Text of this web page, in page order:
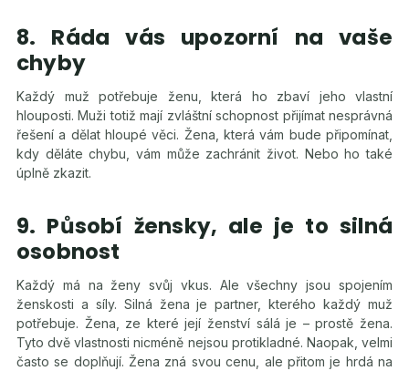
8. Ráda vás upozorní na vaše
chyby
Každý muž potřebuje ženu, která ho zbaví jeho vlastní
hlouposti. Muži totiž mají zvláštní schopnost přijímat nesprávná
řešení a dělat hloupé věci. Žena, která vám bude připomínat,
kdy děláte chybu, vám může zachránit život. Nebo ho také
úplně zkazit.
9. Působí žensky, ale je to silná
osobnost
Každý má na ženy svůj vkus. Ale všechny jsou spojením
ženskosti a síly. Silná žena je partner, kterého každý muž
potřebuje. Žena, ze které její ženství sálá je – prostě žena.
Tyto dvě vlastnosti nicméně nejsou protikladné. Naopak, velmi
často se doplňují. Žena zná svou cenu, ale přitom je hrdá na